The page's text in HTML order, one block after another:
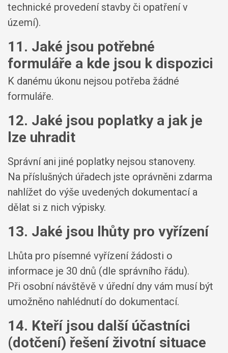
technické provedení stavby či opatření v
území).
11. Jaké jsou potřebné
formuláře a kde jsou k dispozici
K danému úkonu nejsou potřeba žádné
formuláře.
12. Jaké jsou poplatky a jak je
lze uhradit
Správní ani jiné poplatky nejsou stanoveny.
Na příslušných úřadech jste oprávněni zdarma
nahlížet do výše uvedených dokumentací a
dělat si z nich výpisky.
13. Jaké jsou lhůty pro vyřízení
Lhůta pro písemné vyřízení žádosti o
informace je 30 dnů (dle správního řádu).
Při osobní návštěvě v úřední dny vám musí být
umožněno nahlédnutí do dokumentací.
14. Kteří jsou další účastníci
(dotčení) řešení životní situace